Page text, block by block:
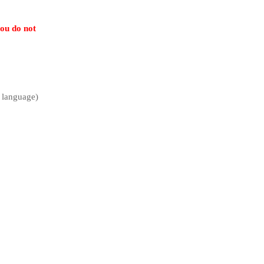
do not